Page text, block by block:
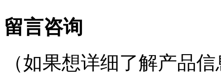
留言咨询
（如果想详细了解产品